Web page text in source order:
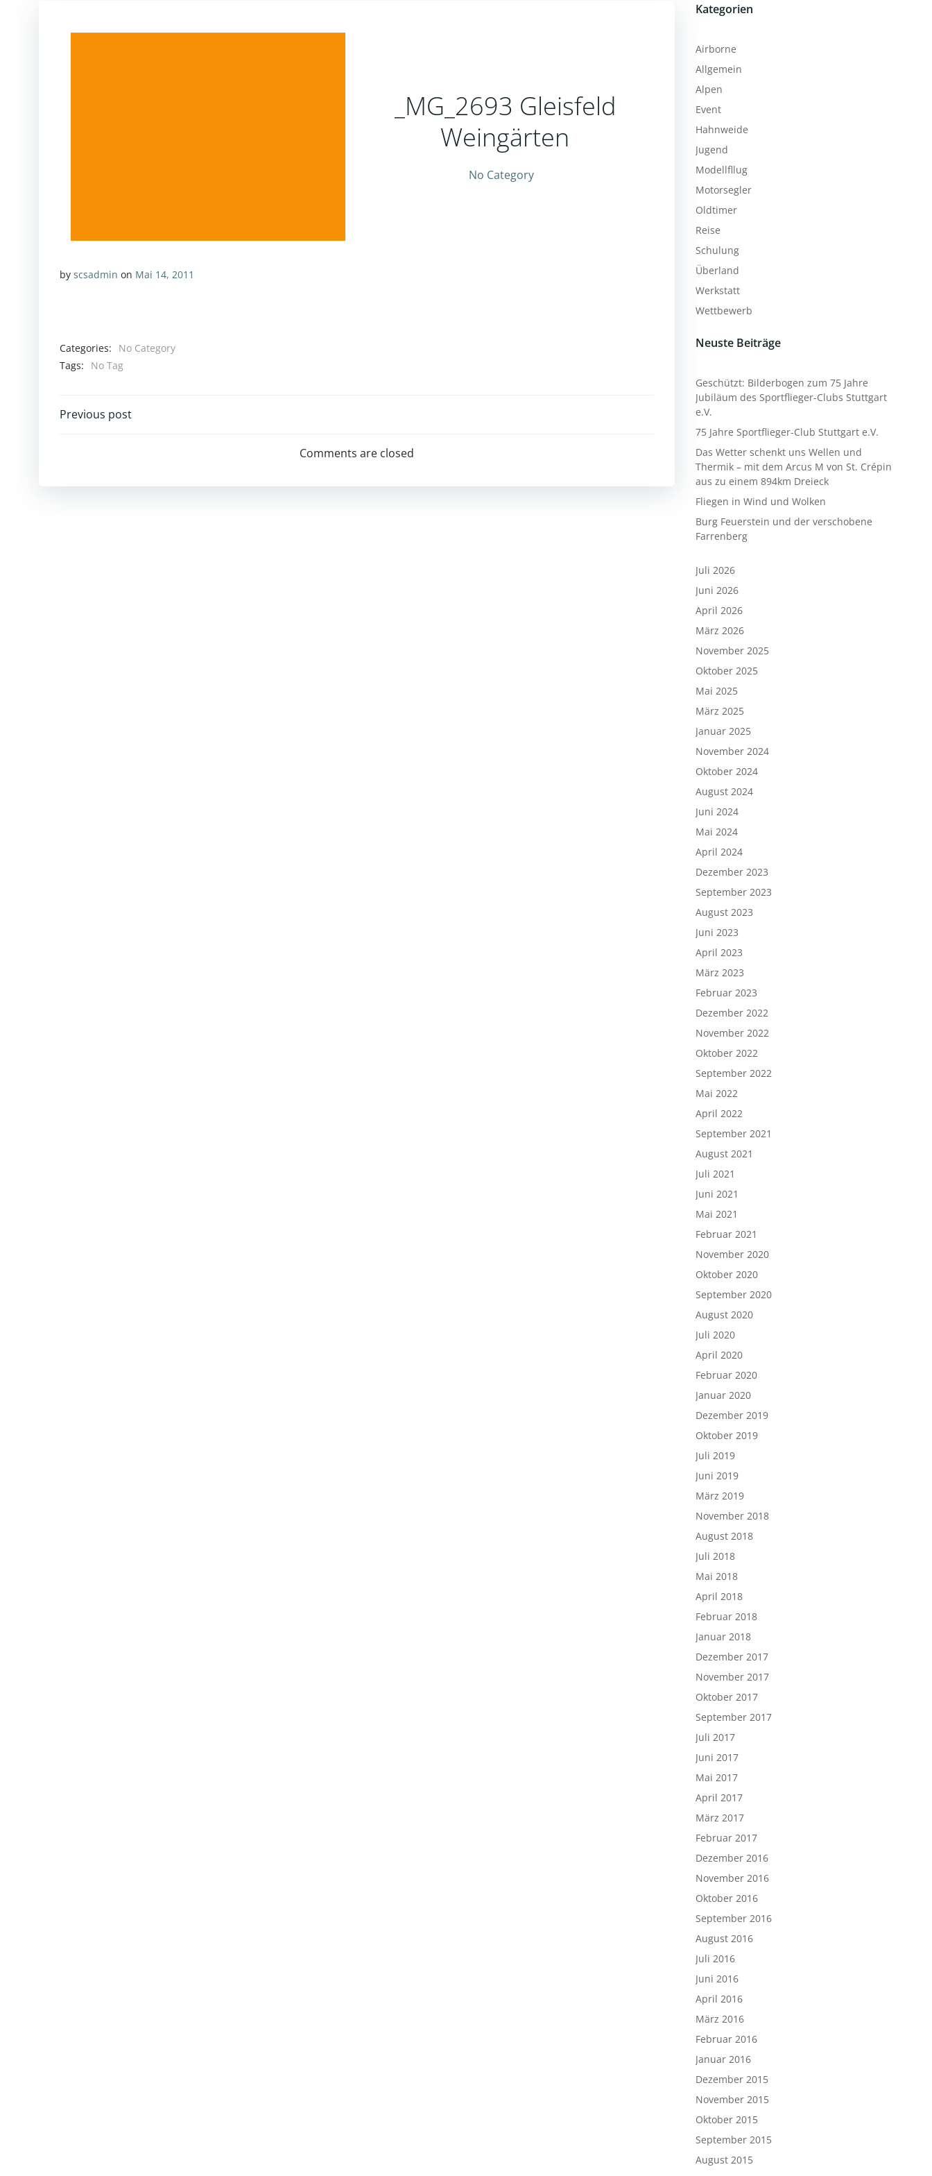
_MG_2693 Gleisfeld
Weingärten
No Category
by scsadmin on Mai 14, 2011
Categories:
No Category
Tags:
No Tag
Post
Previous post
Comments are closed
Kategorien
Airborne
Allgemein
Alpen
Event
Hahnweide
Jugend
Modellfllug
Motorsegler
Oldtimer
Reise
Schulung
Überland
Werkstatt
Wettbewerb
Neuste Beiträge
Geschützt: Bilderbogen zum 75 Jahre
Jubiläum des Sportflieger-Clubs Stuttgart
e.V.
75 Jahre Sportflieger-Club Stuttgart e.V.
Das Wetter schenkt uns Wellen und
Thermik – mit dem Arcus M von St. Crépin
aus zu einem 894km Dreieck
Fliegen in Wind und Wolken
Burg Feuerstein und der verschobene
Farrenberg
Juli 2026
Juni 2026
April 2026
März 2026
November 2025
Oktober 2025
Mai 2025
März 2025
Januar 2025
November 2024
Oktober 2024
August 2024
Juni 2024
Mai 2024
April 2024
Dezember 2023
September 2023
August 2023
Juni 2023
April 2023
März 2023
Februar 2023
Dezember 2022
November 2022
Oktober 2022
September 2022
Mai 2022
April 2022
September 2021
August 2021
Juli 2021
Juni 2021
Mai 2021
Februar 2021
November 2020
Oktober 2020
September 2020
August 2020
Juli 2020
April 2020
Februar 2020
Januar 2020
Dezember 2019
Oktober 2019
Juli 2019
Juni 2019
März 2019
November 2018
August 2018
Juli 2018
Mai 2018
April 2018
Februar 2018
Januar 2018
Dezember 2017
November 2017
Oktober 2017
September 2017
Juli 2017
Juni 2017
Mai 2017
April 2017
März 2017
Februar 2017
Dezember 2016
November 2016
Oktober 2016
September 2016
August 2016
Juli 2016
Juni 2016
April 2016
März 2016
Februar 2016
Januar 2016
Dezember 2015
November 2015
Oktober 2015
September 2015
August 2015